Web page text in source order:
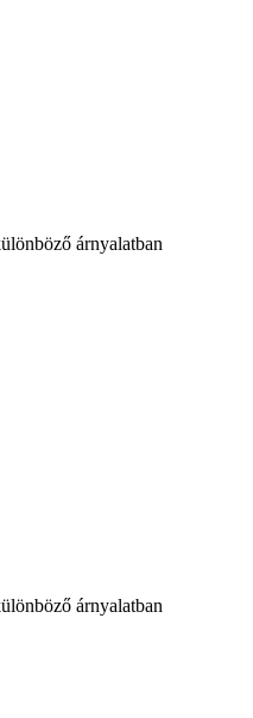
árnyalatban
árnyalatban